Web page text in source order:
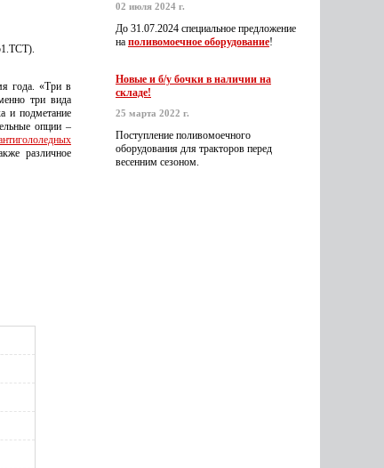
года. «Три в
три вида
и подметание
опции –
различное
02 июля 2024 г.
До 31.07.2024 специальное предложение
на поливомоечное оборудование!
Новые и б/у бочки в наличии на
складе!
25 марта 2022 г.
Поступление поливомоечного
оборудования для тракторов перед
весенним сезоном.